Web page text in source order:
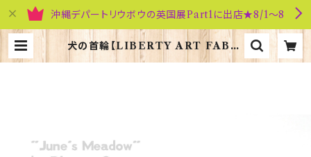
沖縄デパートリウボウの英国展Part1に出店★8/1～8
犬の首輪【LIBERTY ART FABRI
C=Junes Meadow】BlossomC